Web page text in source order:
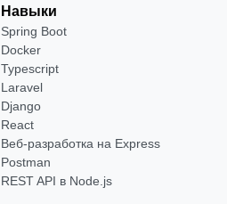
Навыки
Spring Boot
Docker
Typescript
Laravel
Django
React
Веб-разработка на Express
Postman
REST API в Node.js